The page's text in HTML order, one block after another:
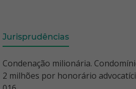
Jurisprudências
Condenação milionária.
2 milhões por honorário